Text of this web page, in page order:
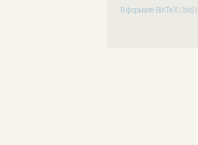
В формате BibTeX (.bib) |